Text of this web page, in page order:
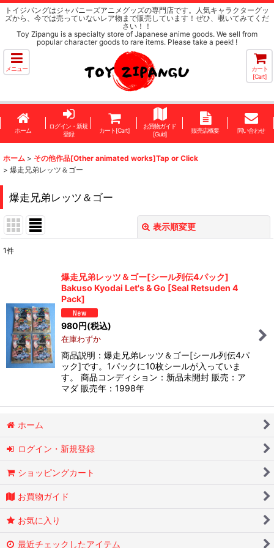
トイジパングはジャパニーズアニメグッズの専門店です。人気キャラクターグッ
ズから、今では売っていないレア物まで販売しています！ぜひ、覗いてみてくだ
さい！！
Toy Zipangu is a specialty store of Japanese anime goods. We sell from
popular character goods to rare items. Please take a peek! !
メニュー
カート
[Cart]
ホーム
ログイン・新規
登録
カート[Cart]
お買物ガイド
[Guid]
販売店概要 問い合わせ
ホーム > その他作品[Other animated works]Tap or Click
> 爆走兄弟レッツ＆ゴー
爆走兄弟レッツ＆ゴー
表示順変更
1件
爆走兄弟レッツ＆ゴー[シール列伝4パック]
Bakuso Kyodai Let's & Go [Seal Retsuden 4
Pack]
980円(税込)
在庫わずか
商品説明：爆走兄弟レッツ＆ゴー[シール列伝4パ
ック]です。1パックに10枚シールが入っていま
す。 商品コンディション：新品未開封 販売：ア
マダ 販売年：1998年
ホーム
ログイン・新規登録
ショッピングカート
お買物ガイド
お気に入り
最近チェックしたアイテム